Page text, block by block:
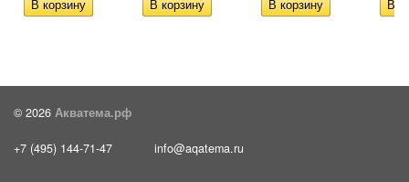
© 2026 Акватема.рф
+7 (495) 144-71-47 info@aqatema.ru